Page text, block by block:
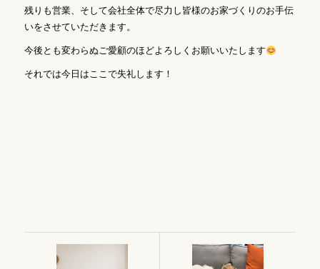
残りも営業、そして会社全体で尽力し皆様のお家づくりのお手伝
いをさせていただきます。
今後とも変わらぬご愛顧のほどよろしくお願いいたします
それでは今日はここで失礼します！